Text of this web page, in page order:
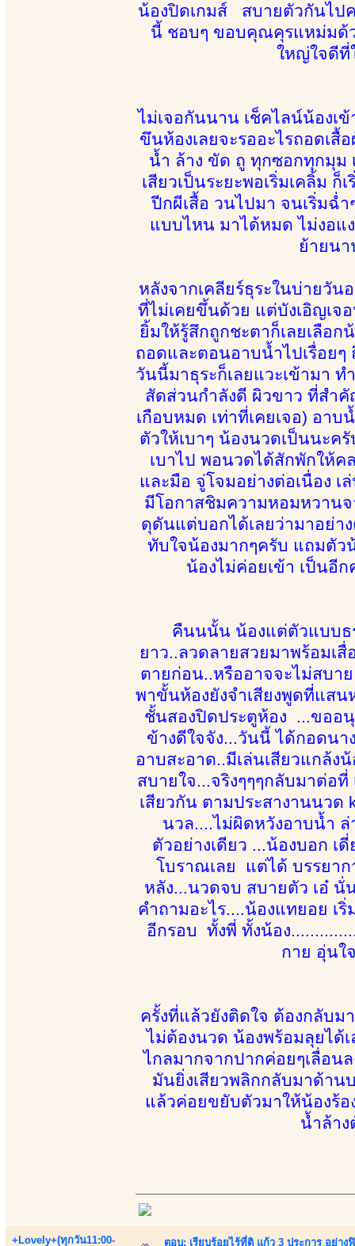
น้องปิดเกมส์ สบายตัวกันไป
นี้ ชอบๆ ขอบคุณคุรแหม่มด้
ใหญ่ใจดีที่
ไม่เจอกันนาน เช็คไลน์น้องเ
ขึนห้องเลยจะรออะไรถอดเ
น้ำ ล้าง ขัด ถู ทุกซอกทุกมุม
เสียวเป็นระยะพอเริ่มเคลิ้ม
ปีกผีเสื้อ วนไปมา จนเริ่มฉ่
แบบไหน มาได้หมด ไม่งอแ
ย้ายนา
หลังจากเคลียร์ธุระในบ่ายวัน
ที่ไม่เคยขึ้นด้วย แต่บังเอิญเจ
ยิ้มให้รู้สึกถูกชะตาก็เลยเลือ
ถอดและตอนอาบน้ำไปเรื่อยๆ
วันนี้มาธุระก็เลยแวะเข้ามา
สัดส่วนกำลังดี ผิวขาว ที่สำ
เกือบหมด เท่าที่เคยเจอ) อาบ
ตัวให้เบาๆ น้องนวดเป็นนะ
เบาไป พอนวดได้สักพักให้ค
และมือ จู่โจมอย่างต่อเนื่อง เ
มีโอกาสชิมความหอมหวาน
ดุดันแต่บอกได้เลยว่ามาอย่า
ทับใจน้องมากๆครับ แถมตัว
น้องไม่ค่อยเข้า เป็นอี
คืนนนั้น น้องแต่ตัวแบบธ
ยาว..ลวดลายสวยมาพร้อมเ
ตายก่อน..หรืออาจจะไม่สบา
พาขั้นห้องยังจำเสียงพูดที่แส
ชั้นสองปิดประตูห้อง ...ขออ
ข้างดีใจจัง...วันนี้ ได้กอดน
อาบสะอาด..มีเล่นเสียวแกล้
สบายใจ...จริงๆๆๆกลับมาต่อ
เสียวกัน ตามประสางานนว
นวล....ไม่ผิดหวังอาบน้ำ
ตัวอย่างเดียว ...น้องบอก
โบราณเลย แต่ได้ บรรยา
หลัง...นวดจบ สบายตัว เอ๋
คำถามอะไร....น้องแทยอย เ
อีกรอบ ทั้งพี่ ทั้งน้อง
กาย อุ่นใ
ครั้งที่แล้วยังติดใจ ต้องกลับม
ไม่ต้องนวด น้องพร้อมลุยได้
ไกลมากจากปากค่อยๆเลื่อน
มันยิ่งเสียวพลิกกลับมาด้าน
แล้วค่อยขยับตัวมาให้น้องร้อ
น้ำล้า
+Lovely+(ทุกวัน11:00- ตอบ: เรียบร้อยไร้ที่ติ แก้ว 3 ประการ อย่า